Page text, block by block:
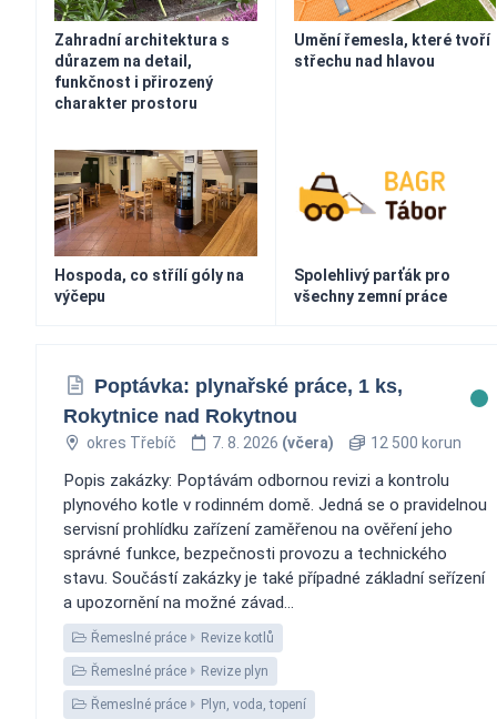
Zahradní architektura s
důrazem na detail,
funkčnost i přirozený
charakter prostoru
Umění řemesla, které tvoří
střechu nad hlavou
Hospoda, co střílí góly na
výčepu
Spolehlivý parťák pro
všechny zemní práce
Poptávka: plynařské práce, 1 ks,
Rokytnice nad Rokytnou
okres Třebíč 7. 8. 2026 (včera) 12 500 korun
Popis zakázky: Poptávám odbornou revizi a kontrolu
plynového kotle v rodinném domě. Jedná se o pravidelnou
servisní prohlídku zařízení zaměřenou na ověření jeho
správné funkce, bezpečnosti provozu a technického
stavu. Součástí zakázky je také případné základní seřízení
a upozornění na možné závad...
Řemeslné práce Revize kotlů
Řemeslné práce Revize plyn
Řemeslné práce Plyn, voda, topení